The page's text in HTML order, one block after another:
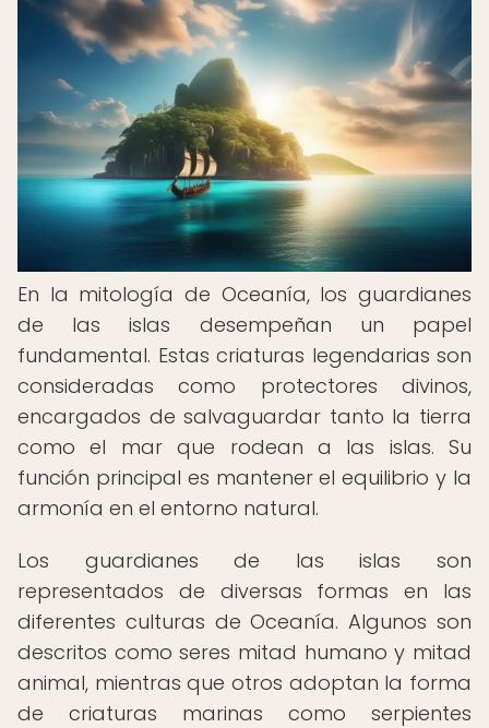
En la mitología de Oceanía, los guardianes
de las islas desempeñan un papel
fundamental. Estas criaturas legendarias son
consideradas como protectores divinos,
encargados de salvaguardar tanto la tierra
como el mar que rodean a las islas. Su
función principal es mantener el equilibrio y la
armonía en el entorno natural.
Los guardianes de las islas son
representados de diversas formas en las
diferentes culturas de Oceanía. Algunos son
descritos como seres mitad humano y mitad
animal, mientras que otros adoptan la forma
de criaturas marinas como serpientes